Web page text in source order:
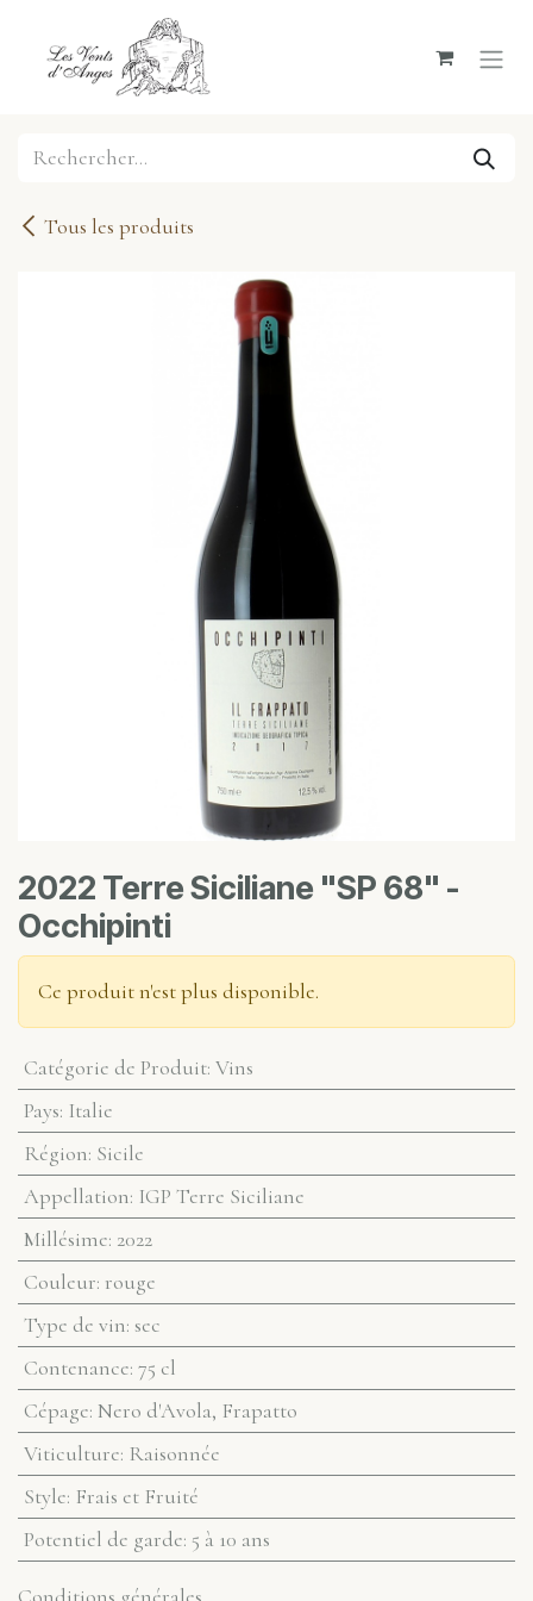
Se rendre au contenu
Tous les produits
2022 Terre Siciliane "SP 68" -
Occhipinti
Ce produit n'est plus disponible.
Catégorie de Produit: Vins
Pays: Italie
Région: Sicile
Appellation: IGP Terre Siciliane
Millésime: 2022
Couleur: rouge
Type de vin: sec
Contenance: 75 cl
Cépage: Nero d'Avola, Frapatto
Viticulture: Raisonnée
Style: Frais et Fruité
Potentiel de garde: 5 à 10 ans